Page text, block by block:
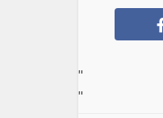
"
"